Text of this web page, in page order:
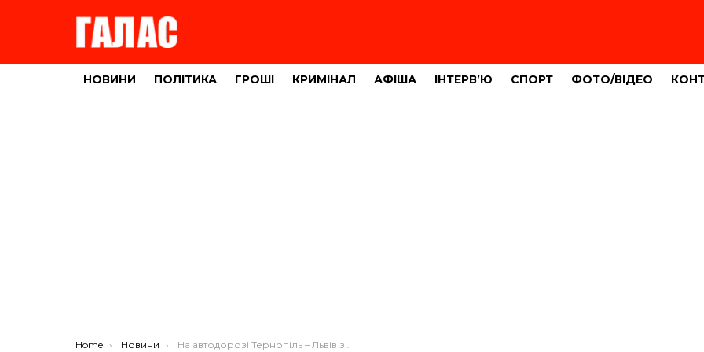
НОВИНИ ПОЛІТИКА ГРОШІ КРИМІНАЛ АФІША ІНТЕРВ’Ю СПОРТ ФОТО/ВІДЕО
You are here:
Home Новини На автодорозі Тернопіль – Львів затримано двох потенційно небезпечних водіїв